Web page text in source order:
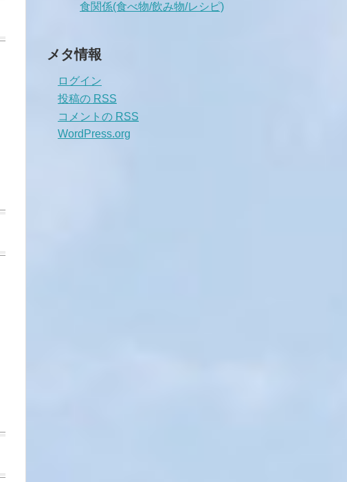
食関係(食べ物/飲み物/レシピ)
メタ情報
ログイン
投稿の RSS
コメントの RSS
WordPress.org